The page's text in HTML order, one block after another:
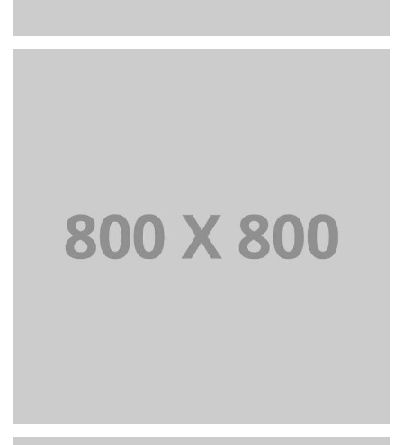
PORTFOLIO TITLE 25
WEB AND PHOTOGRAPHY